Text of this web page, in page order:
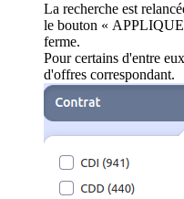
La recherche est
le bouton «
ferme.
Pour certains d'entre
d'offres correspondant.